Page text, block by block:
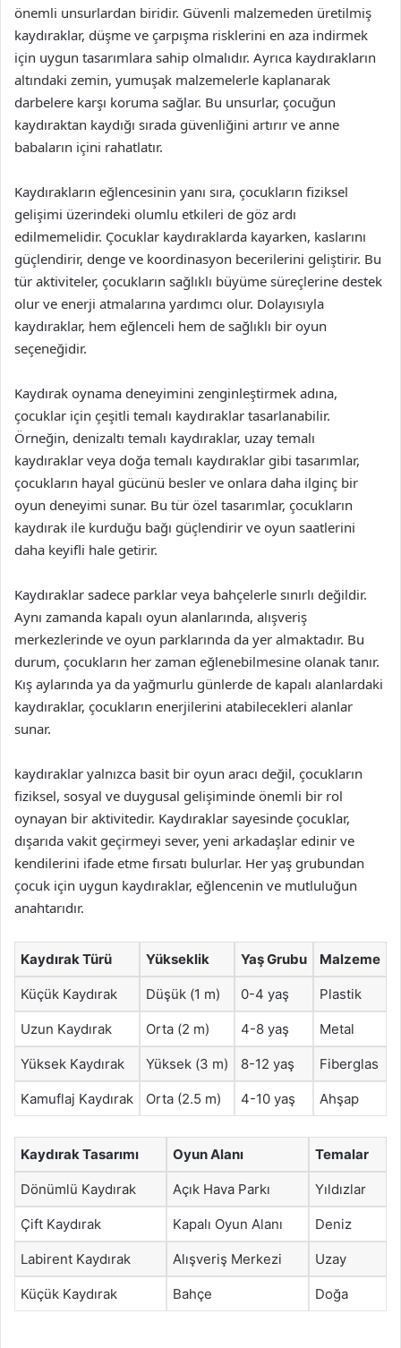
önemli unsurlardan biridir. Güvenli malzemeden üretilmiş
kaydıraklar, düşme ve çarpışma risklerini en aza indirmek
için uygun tasarımlara sahip olmalıdır. Ayrıca kaydırakların
altındaki zemin, yumuşak malzemelerle kaplanarak
darbelere karşı koruma sağlar. Bu unsurlar, çocuğun
kaydıraktan kaydığı sırada güvenliğini artırır ve anne
babaların içini rahatlatır.
Kaydırakların eğlencesinin yanı sıra, çocukların fiziksel
gelişimi üzerindeki olumlu etkileri de göz ardı
edilmemelidir. Çocuklar kaydıraklarda kayarken, kaslarını
güçlendirir, denge ve koordinasyon becerilerini geliştirir. Bu
tür aktiviteler, çocukların sağlıklı büyüme süreçlerine destek
olur ve enerji atmalarına yardımcı olur. Dolayısıyla
kaydıraklar, hem eğlenceli hem de sağlıklı bir oyun
seçeneğidir.
Kaydırak oynama deneyimini zenginleştirmek adına,
çocuklar için çeşitli temalı kaydıraklar tasarlanabilir.
Örneğin, denizaltı temalı kaydıraklar, uzay temalı
kaydıraklar veya doğa temalı kaydıraklar gibi tasarımlar,
çocukların hayal gücünü besler ve onlara daha ilginç bir
oyun deneyimi sunar. Bu tür özel tasarımlar, çocukların
kaydırak ile kurduğu bağı güçlendirir ve oyun saatlerini
daha keyifli hale getirir.
Kaydıraklar sadece parklar veya bahçelerle sınırlı değildir.
Aynı zamanda kapalı oyun alanlarında, alışveriş
merkezlerinde ve oyun parklarında da yer almaktadır. Bu
durum, çocukların her zaman eğlenebilmesine olanak tanır.
Kış aylarında ya da yağmurlu günlerde de kapalı alanlardaki
kaydıraklar, çocukların enerjilerini atabilecekleri alanlar
sunar.
kaydıraklar yalnızca basit bir oyun aracı değil, çocukların
fiziksel, sosyal ve duygusal gelişiminde önemli bir rol
oynayan bir aktivitedir. Kaydıraklar sayesinde çocuklar,
dışarıda vakit geçirmeyi sever, yeni arkadaşlar edinir ve
kendilerini ifade etme fırsatı bulurlar. Her yaş grubundan
çocuk için uygun kaydıraklar, eğlencenin ve mutluluğun
anahtarıdır.
Kaydırak Türü Yükseklik Yaş Grubu Malzeme
Küçük Kaydırak Düşük (1 m) 0-4 yaş Plastik
Uzun Kaydırak Orta (2 m) 4-8 yaş Metal
Yüksek Kaydırak Yüksek (3 m) 8-12 yaş Fiberglas
Kamuflaj Kaydırak Orta (2.5 m) 4-10 yaş Ahşap
Kaydırak Tasarımı Oyun Alanı Temalar
Dönümlü Kaydırak Açık Hava Parkı Yıldızlar
Çift Kaydırak Kapalı Oyun Alanı Deniz
Labirent Kaydırak Alışveriş Merkezi Uzay
Küçük Kaydırak Bahçe Doğa